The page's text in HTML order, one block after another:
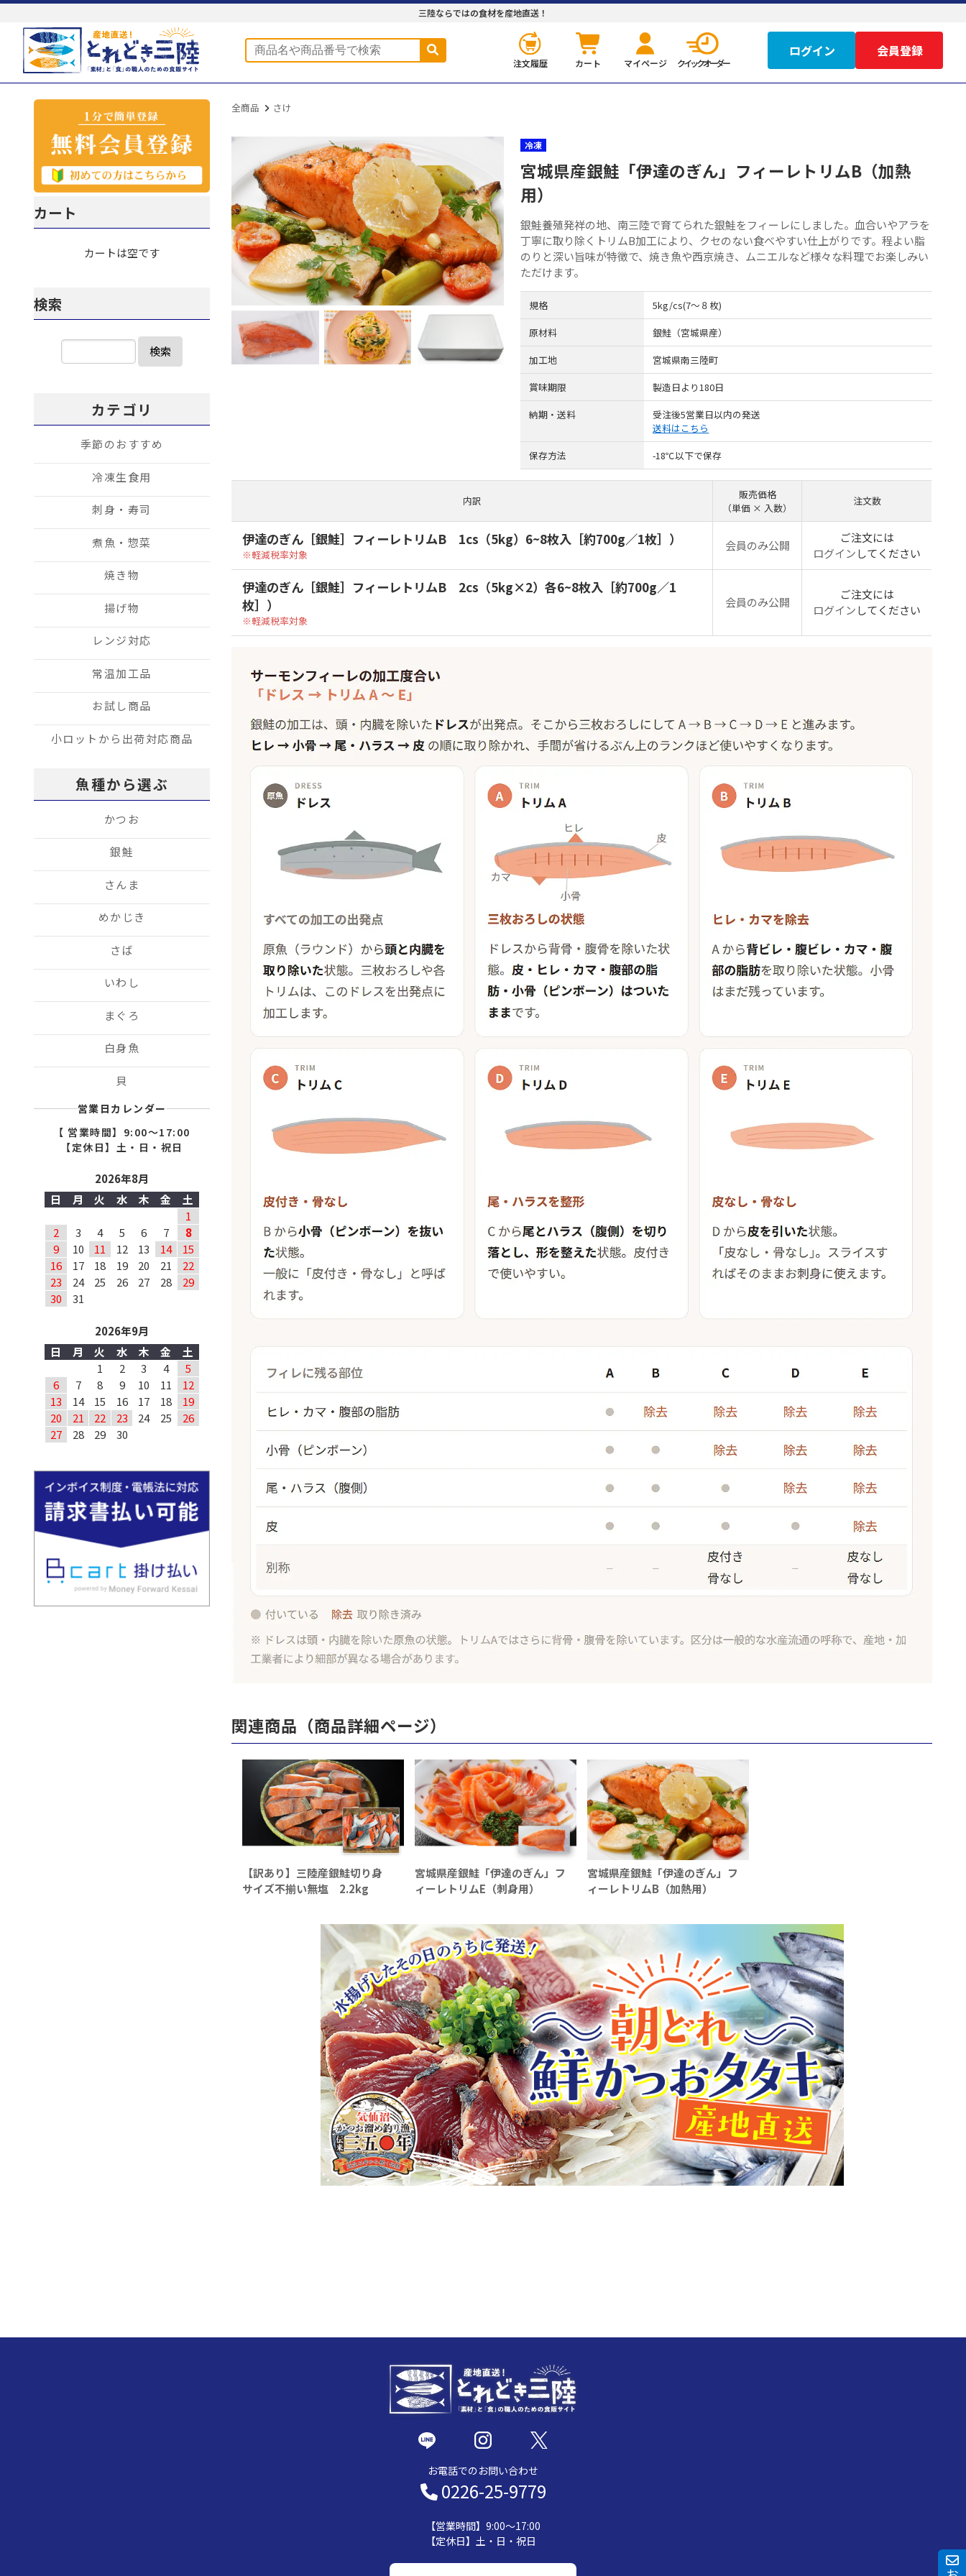
三陸ならではの食材を産地直送！
注文履歴 カート マイページ クイックオーダー
ログイン
全商品 さけ
冷凍
宮城県産銀鮭「伊達のぎん」フィーレトリムB（加熱
用）
銀鮭養殖発祥の地、南三陸で育てられた銀鮭をフィーレにしました。血合いやアラを
丁寧に取り除くトリムB加工により、クセのない食べやすい仕上がりです。程よい脂
のりと深い旨味が特徴で、焼き魚や西京焼き、ムニエルなど様々な料理でお楽しみい
ただけます。
規格
5kg/cs(7～８枚)
原材料
銀鮭（宮城県産）
加工地
宮城県南三陸町
賞味期限
製造日より180日
納期・送料
受注後5営業日以内の発送
送料はこちら
保存方法
-18℃以下で保存
内訳
販売価格
（単価 × 入数）
注文数
伊達のぎん［銀鮭］フィーレトリムB 1cs（5kg）6~8枚入［約700g／1枚］）
軽減税率対象
会員のみ公開
ご注文には
ログインしてください
伊達のぎん［銀鮭］フィーレトリムB 2cs（5kg×2）各6~8枚入［約700g／1
枚］）
軽減税率対象
会員のみ公開
ご注文には
ログインしてください
関連商品（商品詳細ページ）
【訳あり】三陸産銀鮭切り身
サイズ不揃い無塩 2.2kg
宮城県産銀鮭「伊達のぎん」フ
ィーレトリムE（刺身用）
宮城県産銀鮭「伊達のぎん」フ
ィーレトリムB（加熱用）
カート
カートは空です
検索
検索
カテゴリ
季節のおすすめ
冷凍生食用
刺身・寿司
煮魚・惣菜
焼き物
揚げ物
レンジ対応
常温加工品
お試し商品
小ロットから出荷対応商品
魚種から選ぶ
かつお
銀鮭
さんま
めかじき
さば
いわし
まぐろ
白身魚
貝
営業日カレンダー
【 営業時間】9:00〜17:00
【定休日】土・日・祝日
2026年8月
日
月 火 水 木 金
土
1
2
3 4 5 6 7
8
9
10 11 12 13 14
15
16
17 18 19 20 21
22
23
24 25 26 27 28
29
30
31
2026年9月
日
月 火 水 木 金
土
1
2 3 4
5
6
7 8 9 10 11
12
13
14 15 16 17 18
19
20
21 22 23 24 25
26
27
28 29 30
お電話でのお問い合わせ
0226-25-9779
【営業時間】9:00～17:00
【定休日】土・日・祝日